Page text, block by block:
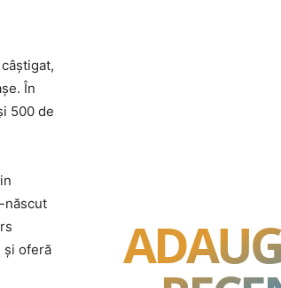
În
500 de
născut
și oferă